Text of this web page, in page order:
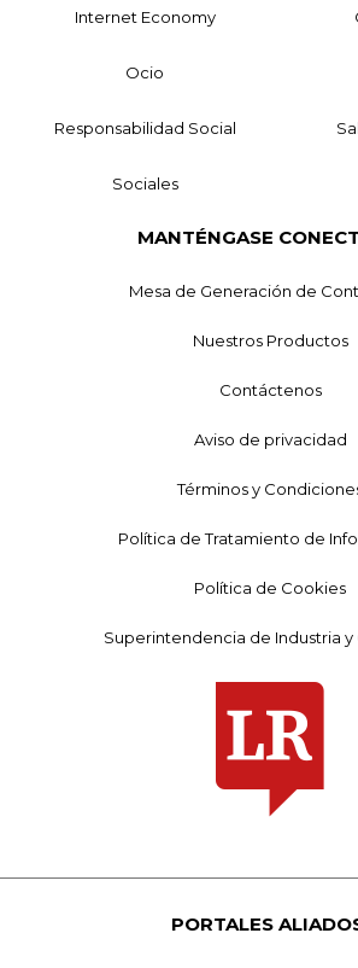
Internet Economy
Ocio
Responsabilidad Social
Sociales
MANTÉNGASE
Mesa de Generación de
Nuestros Productos
Contáctenos
Aviso de privacidad
Términos y
Política de Tratamiento de
Política de Cookies
Superintendencia de Industria
PORTALES